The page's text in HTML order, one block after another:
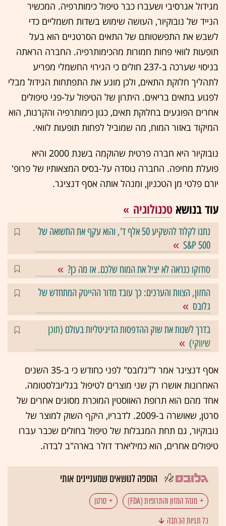
מגידול אגרסיבי ושעברו כבר טיפול כימותרפיה. המכשיר
הנייד של נובוקיור, העושה שימוש בשדות חשמליים כדי
לשבש את התפשטותם של התאים הסרטניים הוא בעל
תופעות לוואי פחות חמורות מהכימותרפיה. החברה הראתה
בניסוי שערכה ב-237 חולים כי הגירוי החשמלי מפריע
לתהליך חלוקת התאים, ולכן מונע את התפתחות הגידול מבלי
לפגוע בתאים בריאים. היתרון של הטיפול על-פני טיפולים
אחרים הפוגעים בחלוקת תאים, כגון כימותרפיה והקרנות, הוא
המיקוד באזור המוח, מה שמוביל לפחות תופעות לוואי.
נובוקיור היא חברה פרטית שהוקמה בשנת 2000 והיא
פועלת מחיפה. החברה נוסדה על-בסיס המצאותיו של פרופ'
יורם פלטי מן הטכניון, ומנהל אותה אסף דנציגר.
עוד בנושא טכנולוגיה
נתנו לקלוד להשקיע 50 אלף ד', והוא עקף את התשואה של
S&P 500
סודוקו כנראה לא יציל את המוח שלכם. אז מה כן?
החזון, הצוות והערכים: כך עובד מדור ההייטק המתחדש של
גלובס
בדרך לשנות את שוק ההדפסות הדיגיטליות בעולם (תוכן
שיווקי)
אסף דנציגר אמר ל"גלובס" לפני כחודש כי ב-35 השנים
האחרונות אושרו רק שני מוצרים לטיפול בגליובלסטומה.
אחד מהם הוא תרופת האווסטין המוכרת מסוגים אחרים של
סרטן, שאושרה ב-2009. לדבריו, היקף השוק למוצר של
נובוקיור, גם תחת המגבלות של טיפול בחולים שכבר עברו
טיפולים אחרים, הוא כמיליארד דולר בארה"ב לבדה.
הוספה לנושאים שמעניינים אותי
מנהל המזון והתרופות (FDA)
סרטן
כל תגיות הכתבה